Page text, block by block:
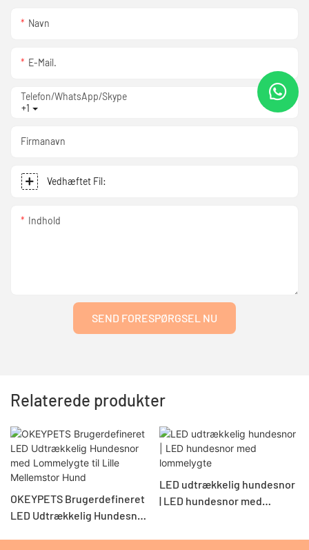
Navn
E-Mail.
+1
Telefon/WhatsApp/Skype
Firmanavn
Vedhæftet Fil:
Indhold
SEND FORESPØRGSEL NU
Relaterede produkter
OKEYPETS Brugerdefineret
LED Udtrækkelig Hundesnor
LED udtrækkelig hundesnor
| LED hundesnor med